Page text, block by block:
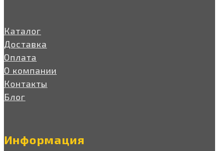
Каталог
Доставка
Оплата
О компании
Контакты
Блог
Информация